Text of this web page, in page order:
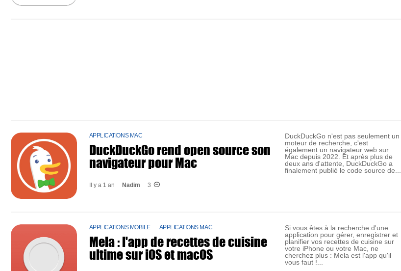
APPLICATIONS MAC
DuckDuckGo rend open source son
navigateur pour Mac
Il y a 1 an Nadim 3
DuckDuckGo n'est pas seulement un
moteur de recherche, c'est
également un navigateur web sur
Mac depuis 2022. Et après plus de
deux ans d'attente, DuckDuckGo a
finalement publié le code source de...
APPLICATIONS MOBILE APPLICATIONS MAC
Mela : l'app de recettes de cuisine
ultime sur iOS et macOS
Si vous êtes à la recherche d'une
application pour gérer, enregistrer et
planifier vos recettes de cuisine sur
votre iPhone ou votre Mac, ne
cherchez plus : Mela est l'app qu'il
vous faut !...